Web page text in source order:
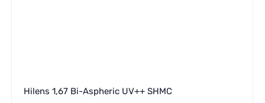
Hilens 1,67 Bi-Aspheric UV++ SHMC